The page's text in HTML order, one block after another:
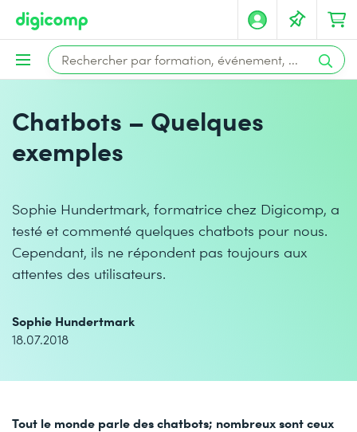
Chatbots – Quelques
exemples
Sophie Hundertmark, formatrice chez Digicomp, a
testé et commenté quelques chatbots pour nous.
Cependant, ils ne répondent pas toujours aux
attentes des utilisateurs.
Sophie Hundertmark
18.07.2018
Tout le monde parle des chatbots; nombreux sont ceux